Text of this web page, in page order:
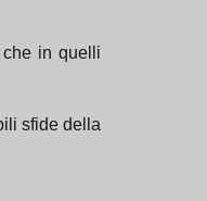
in quelli
sfide della